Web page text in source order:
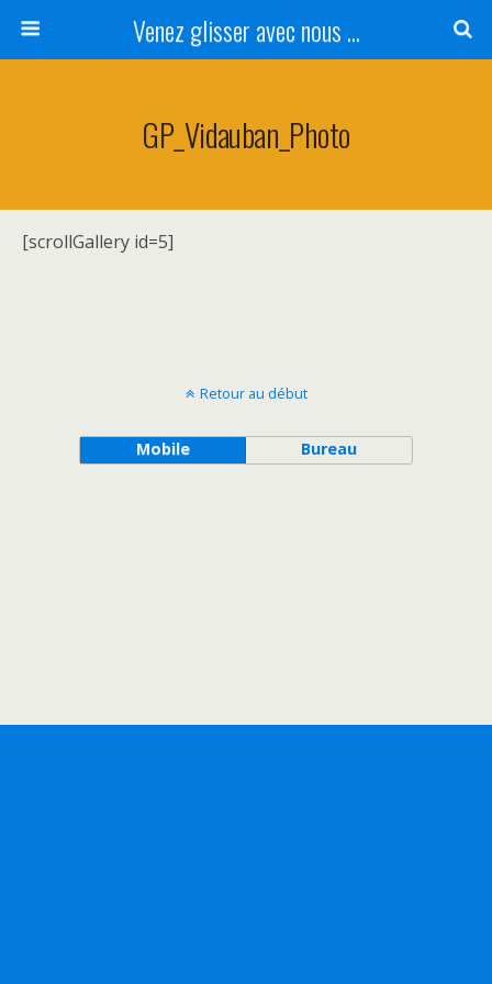
Venez glisser avec nous ...
GP_Vidauban_Photo
[scrollGallery id=5]
Retour au début
Mobile Bureau